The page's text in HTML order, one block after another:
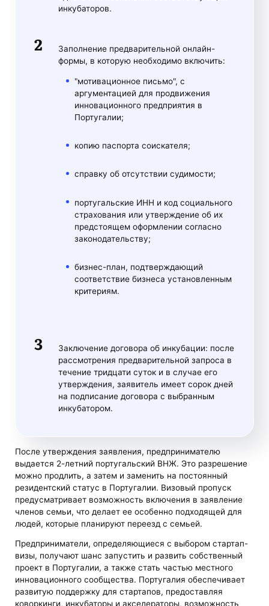
инкубаторов.
Заполнение предварительной онлайн-
формы, в которую необходимо включить:
"мотивационное письмо", с
аргументацией для продвижения
инновационного предприятия в
Португалии;
копию паспорта соискателя;
справку об отсутствии судимости;
португальские ИНН и код социального
страхования или утверждение об их
предстоящем оформлении согласно
законодательству;
бизнес-план, подтверждающий
соответствие бизнеса установленным
критериям.
Заключение договора об инкубации: после
рассмотрения предварительной запроса в
течение тридцати суток и в случае его
утверждения, заявитель имеет сорок дней
на подписание договора с выбранным
инкубатором.
После утверждения заявления, предпринимателю
выдается 2-летний португальский ВНЖ. Это разрешение
можно продлить, а затем и заменить на постоянный
резидентский статус в Португалии. Визовый пропуск
предусматривает возможность включения в заявление
членов семьи, что делает ее особенно подходящей для
людей, которые планируют переезд с семьей.
Предприниматели, определяющиеся с выбором стартап-
визы, получают шанс запустить и развить собственный
проект в Португалии, а также стать частью местного
инновационного сообщества. Португалия обеспечивает
развитую поддержку для стартапов, предоставляя
коворкинги, инкубаторы и акселераторы, возможность